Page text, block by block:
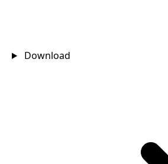
Download